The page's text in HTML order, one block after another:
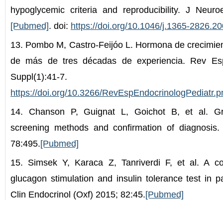
hypoglycemic criteria and reproducibility. J
[Pubmed]. doi: https://doi.org/10.1046/j.1365-
13. Pombo M, Castro-Feijóo L. Hormona de
de más de tres décadas de experiencia. Rev
https://doi.org/10.3266/
14. Chanson P, Guignat L, Goichot B, et al.
screening methods and confirmation of
78:495.[Pubmed]
15. Simsek Y, Karaca Z, Tanriverdi F, et al. A
glucagon stimulation and insulin tolerance test in
Clin Endocrinol (Oxf) 2015; 82:45.[Pubmed]